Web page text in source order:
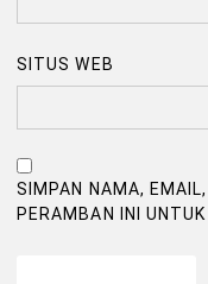
SITUS WEB
SIMPAN NAMA,
PERAMBAN INI